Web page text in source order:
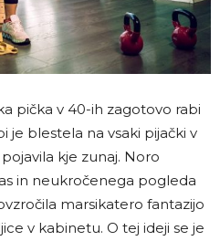
pička v 40-ih zagotovo rabi
je blestela na vsaki pijački v
kje zunaj. Noro
in neukročenega pogleda
marsikatero fantazijo
v kabinetu. O tej ideji se je